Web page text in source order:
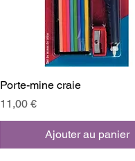
Porte-mine craie
Prix
11,00 €
Ajouter au panier